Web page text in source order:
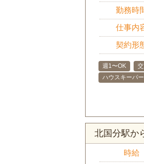
勤務時
仕事内
契約形
週1〜OK
ハウスキーパ
北国分駅か
時給